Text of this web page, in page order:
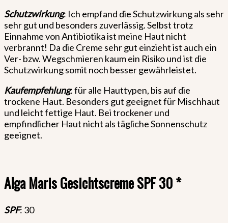
Schutzwirkung: Ich empfand die Schutzwirkung als sehr
sehr gut und besonders zuverlässig. Selbst trotz
Einnahme von Antibiotika ist meine Haut nicht
verbrannt! Da die Creme sehr gut einzieht ist auch ein
Ver- bzw. Wegschmieren kaum ein Risiko und ist die
Schutzwirkung somit noch besser gewährleistet.
Kaufempfehlung: für alle Hauttypen, bis auf die
trockene Haut. Besonders gut geeignet für Mischhaut
und leicht fettige Haut. Bei trockener und
empfindlicher Haut nicht als tägliche Sonnenschutz
geeignet.
Alga Maris Gesichtscreme SPF 30 *
SPF: 30